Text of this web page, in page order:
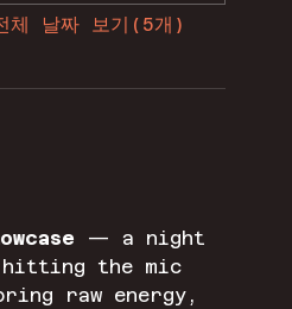
체 날짜 보기(5개)
— a night
hitting the mic
raw energy,